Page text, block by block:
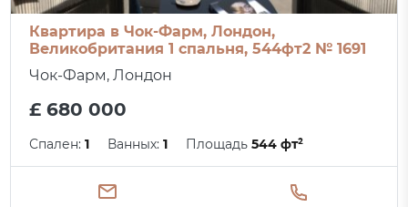
Квартира в Чок-Фарм, Лондон,
Великобритания 1 спальня, 544фт2 № 1691
Чок-Фарм, Лондон
£ 680 000
Спален:1 Ванных:1 Площадь544 фт²